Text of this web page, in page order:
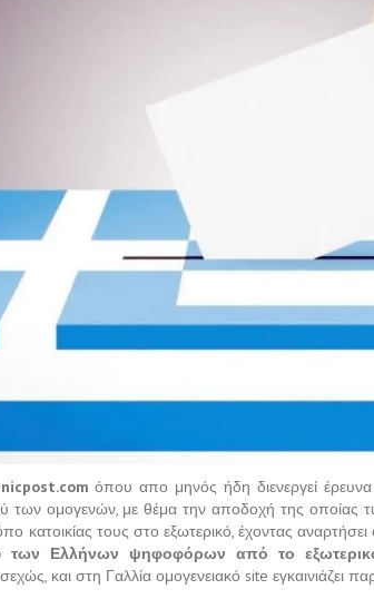
όπου απο μηνός ήδη διενεργεί
των ομογενών, με θέμα την αποδοχή της οποίας
κατοικίας τους στο εξωτερικό, έχοντας
των Ελλήνων ψηφοφόρων από το
και στη Γαλλία ομογενειακό site εγκαινιάζει